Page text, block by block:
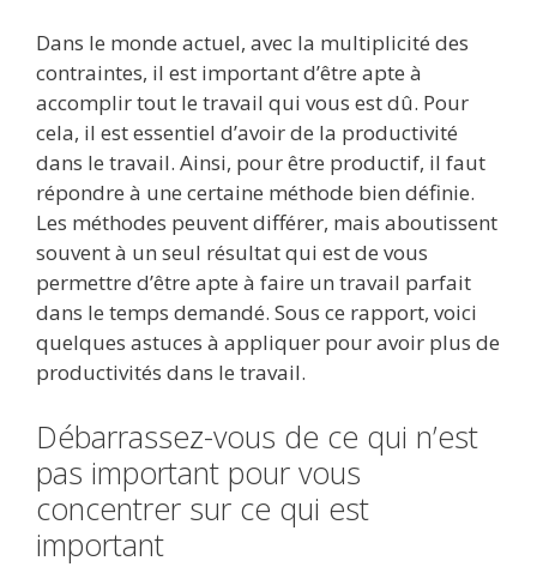
Dans le monde actuel, avec la multiplicité des
contraintes, il est important d’être apte à
accomplir tout le travail qui vous est dû. Pour
cela, il est essentiel d’avoir de la productivité
dans le travail. Ainsi, pour être productif, il faut
répondre à une certaine méthode bien définie.
Les méthodes peuvent différer, mais aboutissent
souvent à un seul résultat qui est de vous
permettre d’être apte à faire un travail parfait
dans le temps demandé. Sous ce rapport, voici
quelques astuces à appliquer pour avoir plus de
productivités dans le travail.
Débarrassez-vous de ce qui n’est
pas important pour vous
concentrer sur ce qui est
important